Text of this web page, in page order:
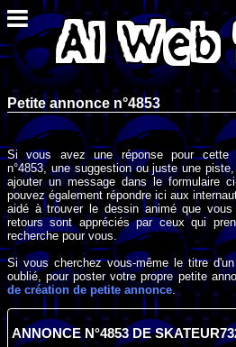
Petite annonce n°4853
Si vous avez une réponse pour cette
n°4853, une suggestion ou juste une
ajouter un message dans le formulaire
pouvez également répondre ici aux
aidé à trouver le dessin animé que vous
retours sont appréciés par ceux qui
recherche pour vous.
Si vous cherchez vous-même le titre
oublié, pour poster votre propre petite
de création de petite annonce .
ANNONCE N°4853 DE